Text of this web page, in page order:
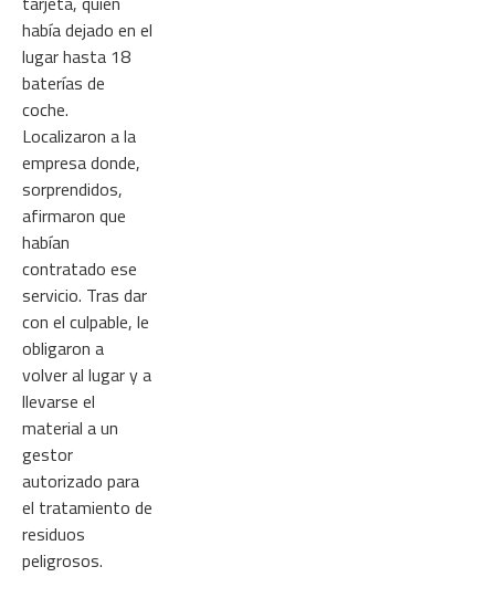
había dejado en el
lugar hasta 18
baterías de
coche.
Localizaron a la
empresa donde,
sorprendidos,
afirmaron que
habían
contratado ese
servicio. Tras dar
con el culpable, le
obligaron a
volver al lugar y a
llevarse el
material a un
gestor
autorizado para
el tratamiento de
residuos
peligrosos.